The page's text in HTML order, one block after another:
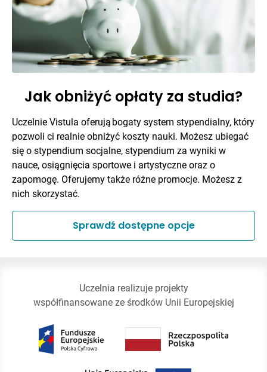
Jak obniżyć opłaty za studia?
Uczelnie Vistula oferują bogaty system stypendialny, który
pozwoli ci realnie obniżyć koszty nauki. Możesz ubiegać
się o stypendium socjalne, stypendium za wyniki w
nauce, osiągnięcia sportowe i artystyczne oraz o
zapomogę. Oferujemy także różne promocje. Możesz z
nich skorzystać.
Sprawdź dostępne opcje
Uczelnia realizuje projekty
współfinansowane ze środków Unii Europejskiej